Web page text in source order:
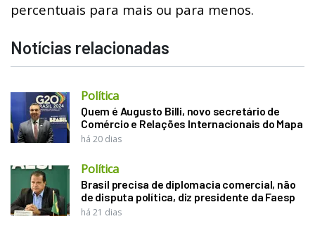
percentuais para mais ou para menos.
Notícias relacionadas
Política
Quem é Augusto Billi, novo secretário de
Comércio e Relações Internacionais do Mapa
há 20 dias
Política
Brasil precisa de diplomacia comercial, não
de disputa política, diz presidente da Faesp
há 21 dias